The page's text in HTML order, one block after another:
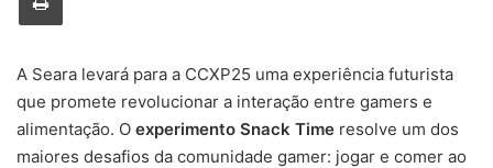
A Seara levará para a CCXP25 uma experiência futurista
que promete revolucionar a interação entre gamers e
alimentação. O experimento Snack Time resolve um dos
maiores desafios da comunidade gamer: jogar e comer ao